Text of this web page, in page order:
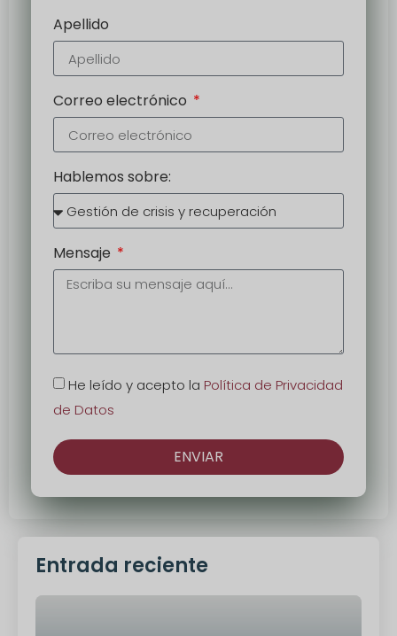
Apellido
Correo electrónico
Hablemos sobre:
Mensaje
He leído y acepto la Política de Privacidad
de Datos
ENVIAR
Entrada reciente